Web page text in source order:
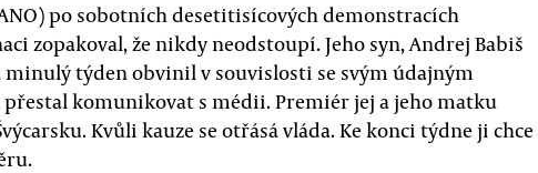
po sobotních desetitisícových demonstracích
zopakoval, že nikdy neodstoupí. Jeho syn, Andrej Babiš
týden obvinil v souvislosti se svým údajným
přestal komunikovat s médii. Premiér jej a jeho matku
Kvůli kauze se otřásá vláda. Ke konci týdne ji chce